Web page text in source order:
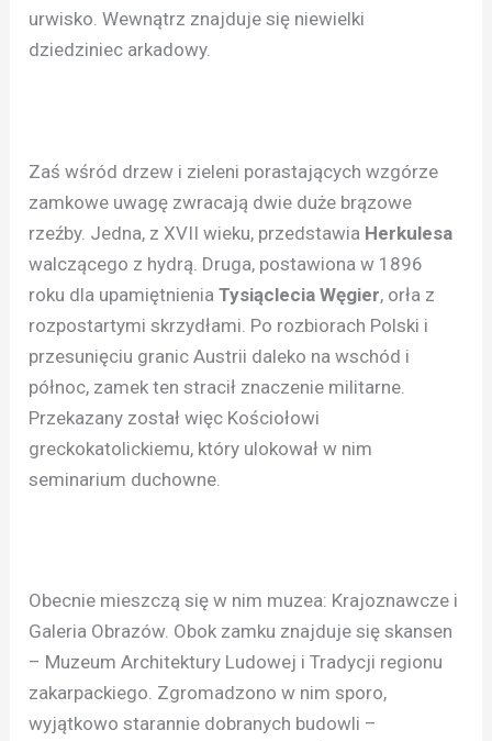
urwisko. Wewnątrz znajduje się niewielki
dziedziniec arkadowy.
Zaś wśród drzew i zieleni porastających wzgórze
zamkowe uwagę zwracają dwie duże brązowe
rzeźby. Jedna, z XVII wieku, przedstawia Herkulesa
walczącego z hydrą. Druga, postawiona w 1896
roku dla upamiętnieniaTysiąclecia Węgier, orła z
rozpostartymi skrzydłami. Po rozbiorach Polski i
przesunięciu granic Austrii daleko na wschód i
północ, zamek ten stracił znaczenie militarne.
Przekazany został więc Kościołowi
greckokatolickiemu, który ulokował w nim
seminarium duchowne.
Obecnie mieszczą się w nim muzea: Krajoznawcze i
Galeria Obrazów. Obok zamku znajduje się skansen
– Muzeum Architektury Ludowej i Tradycji regionu
zakarpackiego. Zgromadzono w nim sporo,
wyjątkowo starannie dobranych budowli –